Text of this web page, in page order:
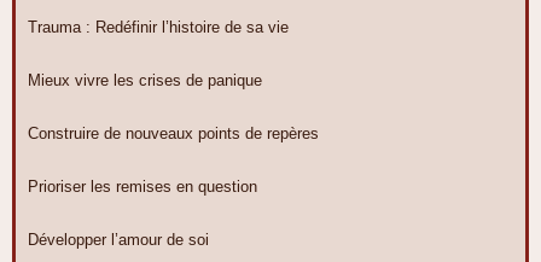
Trauma : Redéfinir l’histoire de sa vie
Mieux vivre les crises de panique
Construire de nouveaux points de repères
Prioriser les remises en question
Développer l’amour de soi